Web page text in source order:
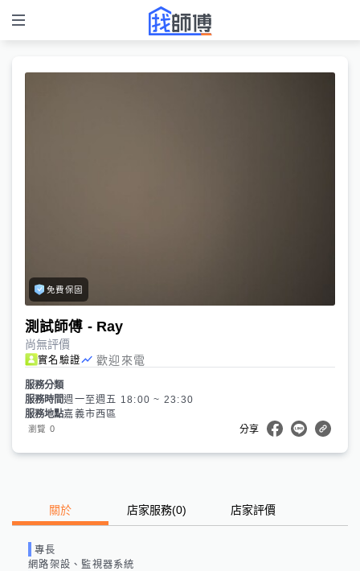
免費保固
測試師傅 - Ray
尚無評價
實名驗證 歡迎來電
服務分類
服務時間週一至週五 18:00 ~ 23:30
服務地點嘉義市西區
瀏覽 0 分享
關於 店家服務(0) 店家評價
專長
網路架設、監視器系統